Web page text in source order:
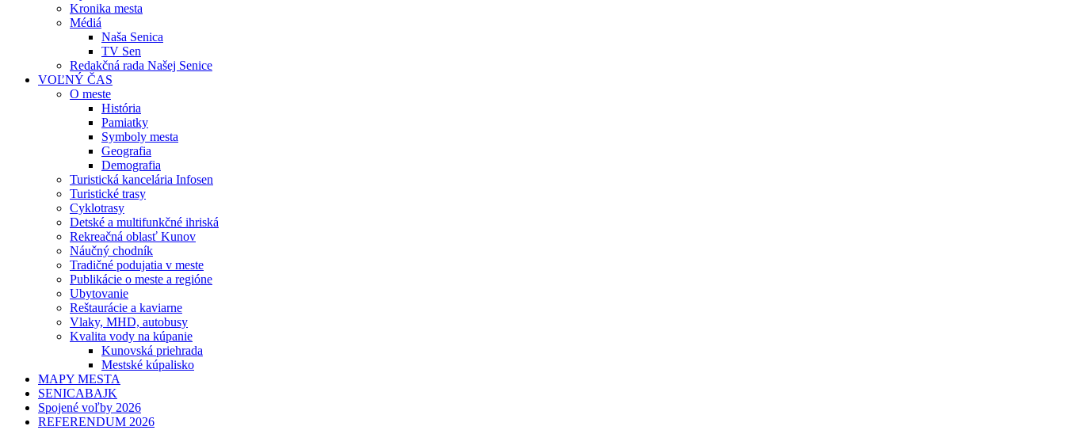
Kronika mesta
Médiá
Naša Senica
TV Sen
Redakčná rada Našej Senice
VOĽNÝ ČAS
O meste
História
Pamiatky
Symboly mesta
Geografia
Demografia
Turistická kancelária Infosen
Turistické trasy
Cyklotrasy
Detské a multifunkčné ihriská
Rekreačná oblasť Kunov
Náučný chodník
Tradičné podujatia v meste
Publikácie o meste a regióne
Ubytovanie
Reštaurácie a kaviarne
Vlaky, MHD, autobusy
Kvalita vody na kúpanie
Kunovská priehrada
Mestské kúpalisko
MAPY MESTA
SENICABAJK
Spojené voľby 2026
REFERENDUM 2026